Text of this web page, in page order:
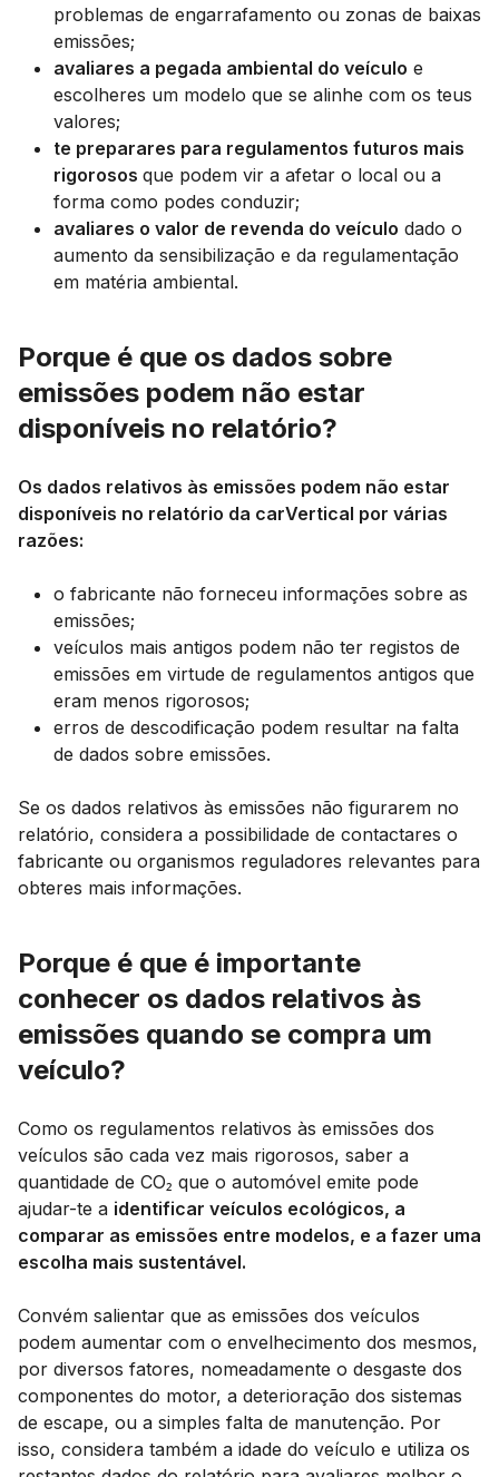
problemas de engarrafamento ou zonas de baixas
emissões;
avaliares a pegada ambiental do veículo e
escolheres um modelo que se alinhe com os teus
valores;
te preparares para regulamentos futuros mais
rigorosos que podem vir a afetar o local ou a
forma como podes conduzir;
avaliares o valor de revenda do veículo dado o
aumento da sensibilização e da regulamentação
em matéria ambiental.
Porque é que os dados sobre
emissões podem não estar
disponíveis no relatório?
Os dados relativos às emissões podem não estar
disponíveis no relatório da carVertical por várias
razões:
o fabricante não forneceu informações sobre as
emissões;
veículos mais antigos podem não ter registos de
emissões em virtude de regulamentos antigos que
eram menos rigorosos;
erros de descodificação podem resultar na falta
de dados sobre emissões.
Se os dados relativos às emissões não figurarem no
relatório, considera a possibilidade de contactares o
fabricante ou organismos reguladores relevantes para
obteres mais informações.
Porque é que é importante
conhecer os dados relativos às
emissões quando se compra um
veículo?
Como os regulamentos relativos às emissões dos
veículos são cada vez mais rigorosos, saber a
quantidade de CO₂ que o automóvel emite pode
ajudar-te a identificar veículos ecológicos, a
comparar as emissões entre modelos, e a fazer uma
escolha mais sustentável.
Convém salientar que as emissões dos veículos
podem aumentar com o envelhecimento dos mesmos,
por diversos fatores, nomeadamente o desgaste dos
componentes do motor, a deterioração dos sistemas
de escape, ou a simples falta de manutenção. Por
isso, considera também a idade do veículo e utiliza os